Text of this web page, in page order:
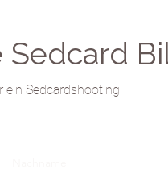
ein Sedcardshooting